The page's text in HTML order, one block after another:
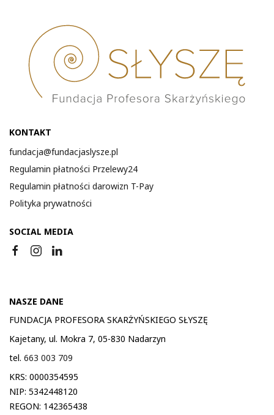
KONTAKT
fundacja@fundacjaslysze.pl
Regulamin płatności Przelewy24
Regulamin płatności darowizn T-Pay
Polityka prywatności
SOCIAL MEDIA
NASZE DANE
FUNDACJA PROFESORA SKARŻYŃSKIEGO SŁYSZĘ
Kajetany, ul. Mokra 7, 05-830 Nadarzyn
tel. 663 003 709
KRS: 0000354595
NIP: 5342448120
REGON: 142365438